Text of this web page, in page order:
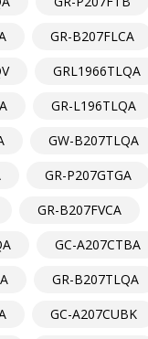
GR-B207FLCA
GRL1966TLQA
GR-L196TLQA
GW-B207TLQA
GR-P207GTGA
GR-B207FVCA
GC-A207CTBA
GR-B207TLQA
GC-A207CUBK